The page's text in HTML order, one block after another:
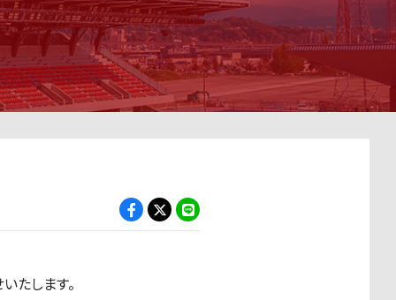
たします。